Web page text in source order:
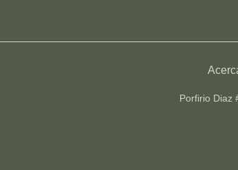
Porfirio Diaz